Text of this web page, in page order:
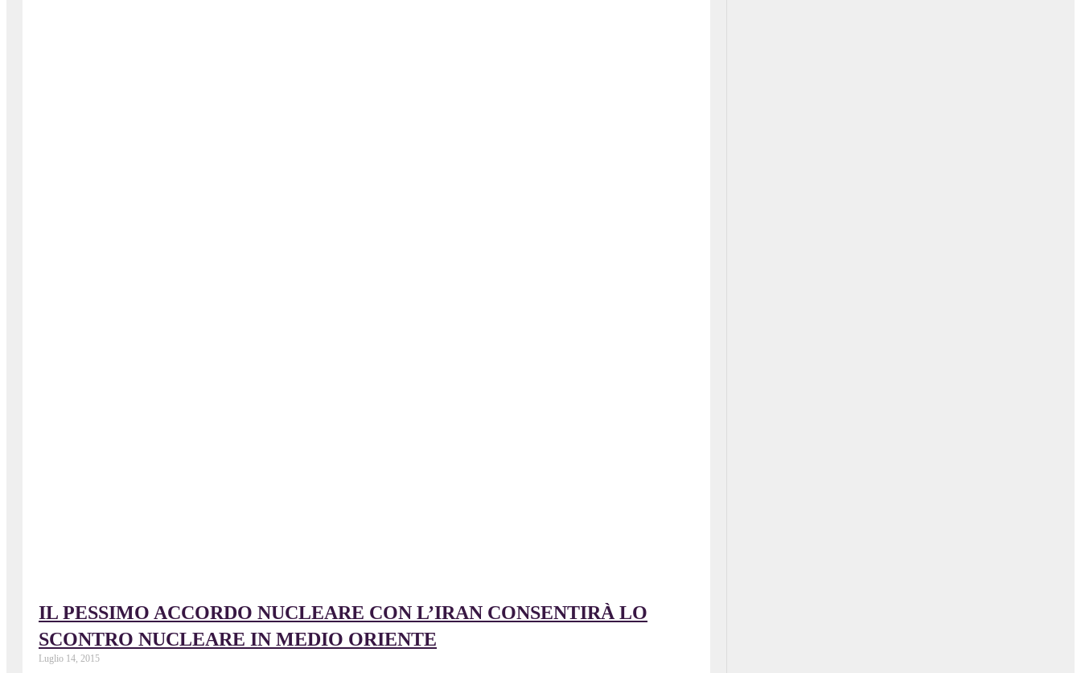
IL PESSIMO ACCORDO NUCLEARE CON L’IRAN CONSENTIRÀ LO
SCONTRO NUCLEARE IN MEDIO ORIENTE
Luglio 14, 2015